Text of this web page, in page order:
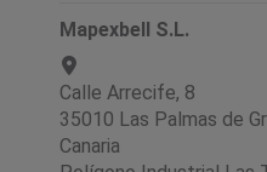
Mapexbell S.L.
Calle Arrecife, 8
35010 Las Palmas de
Canaria